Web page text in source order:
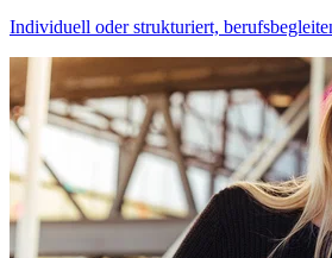
Individuell oder strukturiert,